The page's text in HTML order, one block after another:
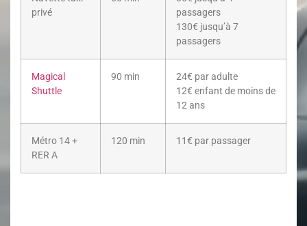
privé
passagers
130€ jusqu’à 7
passagers
Magical
Shuttle
90 min
24€ par adulte
12€ enfant de moins de
12 ans
Métro 14 +
RER A
120 min 11€ par passager